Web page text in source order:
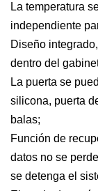
La temperatura
independiente
Diseño integrado,
dentro del
La puerta se
silicona, puerta
balas;
Función de
datos no se
se detenga el